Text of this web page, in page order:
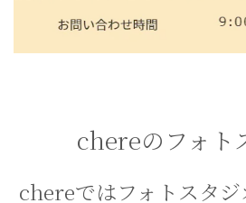
chereのフォト
chereではフォトスタ